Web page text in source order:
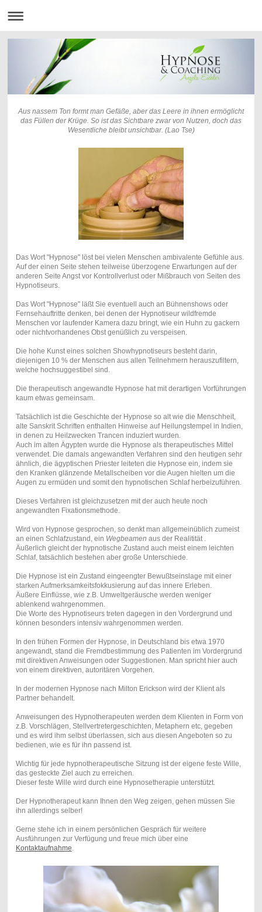
Aus nassem Ton formt man Gefäße, aber das Leere in ihnen ermöglicht
das Füllen der Krüge. So ist das Sichtbare zwar von Nutzen, doch das
Wesentliche bleibt unsichtbar. (Lao Tse)
Das Wort "Hypnose" löst bei vielen Menschen ambivalente Gefühle aus.
Auf der einen Seite stehen teilweise überzogene Erwartungen auf der
anderen Seite Angst vor Kontrollverlust oder Mißbrauch von Seiten des
Hypnotiseurs.
Das Wort "Hypnose" läßt Sie eventuell auch an Bühnenshows oder
Fernsehauftritte denken, bei denen der Hypnotiseur wildfremde
Menschen vor laufender Kamera dazu bringt, wie ein Huhn zu gackern
oder nichtvorhandenes Obst genüßlich zu verspeisen.
Die hohe Kunst eines solchen Showhypnotiseurs besteht darin,
diejenigen 10 % der Menschen aus allen Teilnehmern herauszufiltern,
welche hochsuggestibel sind.
Die therapeutisch angewandte Hypnose hat mit derartigen Vorführungen
kaum etwas gemeinsam.
Tatsächlich ist die Geschichte der Hypnose so alt wie die Menschheit,
alte Sanskrit Schriften enthalten Hinweise auf Heilungstempel in Indien,
in denen zu Heilzwecken Trancen induziert wurden.
Auch im alten Ägypten wurde die Hypnose als therapeutisches Mittel
verwendet. Die damals angewandten Verfahren sind den heutigen sehr
ähnlich, die ägyptischen Priester leiteten die Hypnose ein, indem sie
den Kranken glänzende Metallscheiben vor die Augen hielten um die
Augen zu ermüden und somit den hypnotischen Schlaf herbeizuführen.
Dieses Verfahren ist gleichzusetzen mit der auch heute noch
angewandten Fixationsmethode.
Wird von Hypnose gesprochen, so denkt man allgemeinüblich zumeist
an einen Schlafzustand, ein Wegbeamen aus der Realitität .
Äußerlich gleicht der hypnotische Zustand auch meist einem leichten
Schlaf, tatsächlich bestehen aber große Unterschiede.
Die Hypnose ist ein Zustand eingeengter Bewußtseinslage mit einer
starken Aufmerksamkeitsfokkusierung auf das innere Erleben.
Äußere Einflüsse, wie z.B. Umweltgeräusche werden weniger
ablenkend wahrgenommen.
Die Worte des Hypnotiseurs treten dagegen in den Vordergrund und
können besonders intensiv wahrgenommen werden.
In den frühen Formen der Hypnose, in Deutschland bis etwa 1970
angewandt, stand die Fremdbestimmung des Patienten im Vordergrund
mit direktiven Anweisungen oder Suggestionen. Man spricht hier auch
von einem direktiven, autoritären Vorgehen.
In der modernen Hypnose nach Milton Erickson wird der Klient als
Partner behandelt.
Anweisungen des Hypnotherapeuten werden dem Klienten in Form von
z.B. Vorschlägen, Stellvertretergeschichten, Metaphern etc, gegeben
und es wird ihm selbst überlassen, sich aus diesen Angeboten so zu
bedienen, wie es für ihn passend ist.
Wichtig für jede hypnotherapeutische Sitzung ist der eigene feste Wille,
das gesteckte Ziel auch zu erreichen.
Dieser feste Wille wird durch eine Hypnosetherapie unterstützt.
Der Hypnotherapeut kann Ihnen den Weg zeigen, gehen müssen Sie
ihn allerdings selber!
Gerne stehe ich in einem persönlichen Gespräch für weitere
Ausführungen zur Verfügung und freue mich über eine
Kontaktaufnahme